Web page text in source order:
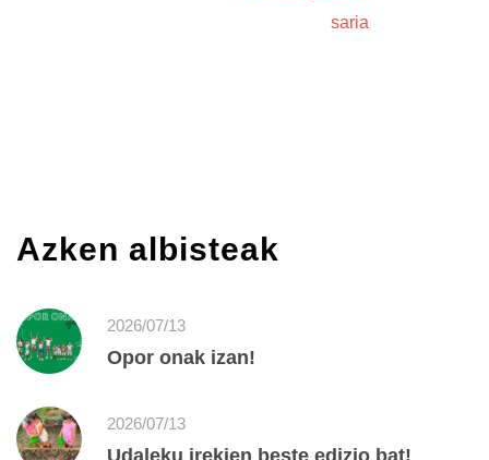
saria
Azken albisteak
2026/07/13
Opor onak izan!
2026/07/13
Udaleku irekien beste edizio bat!